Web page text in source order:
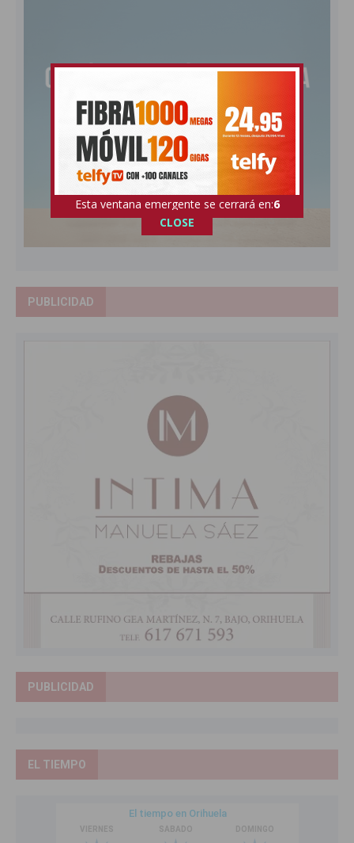
PUBLICIDAD
PUBLICIDAD
EL TIEMPO
Esta ventana emergente se cerrará en:5
CLOSE